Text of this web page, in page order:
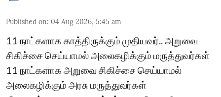
Published on: 04 Aug 2026, 5:45 am
11 நாட்களாக காத்திருக்கும் முதியவர்.. அறுவை
சிகிச்சை செய்யாமல் அலைகழிக்கும் மருத்துவர்கள்
11 நாட்களாக அறுவை சிகிச்சை செய்யாமல்
அலைகழிக்கும் அரசு மருத்துவர்கள்